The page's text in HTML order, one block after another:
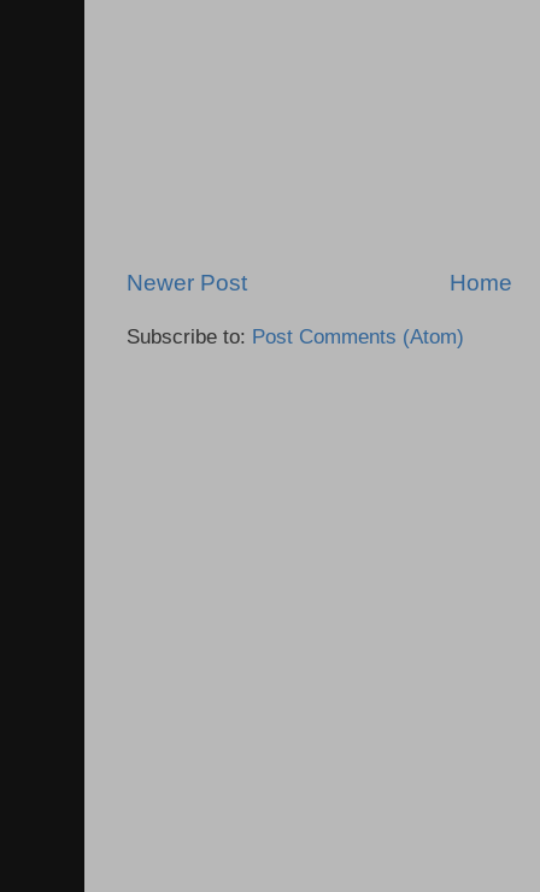
Newer Post Home
Subscribe to: Post Comments (Atom)